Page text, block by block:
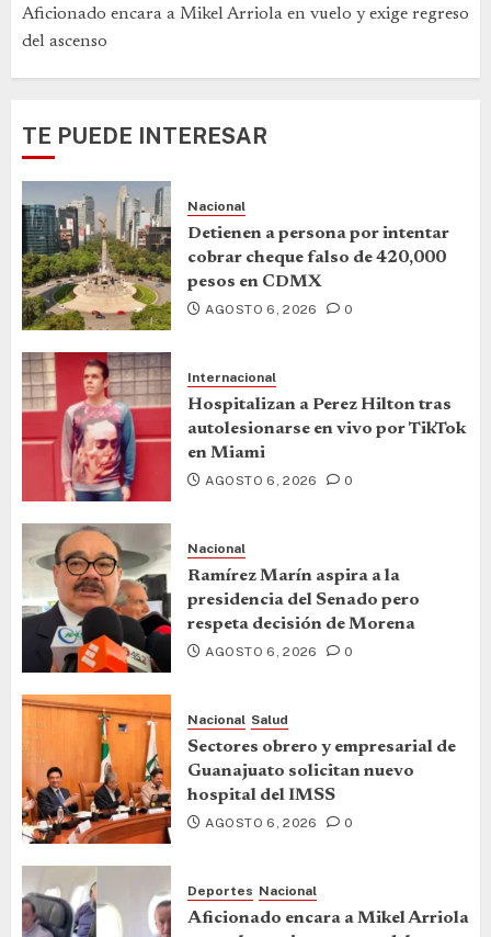
Aficionado encara a Mikel Arriola en vuelo y exige regreso
del ascenso
TE PUEDE INTERESAR
Nacional
Detienen a persona por intentar
cobrar cheque falso de 420,000
pesos en CDMX
AGOSTO 6, 2026 0
Internacional
Hospitalizan a Perez Hilton tras
autolesionarse en vivo por TikTok
en Miami
AGOSTO 6, 2026 0
Nacional
Ramírez Marín aspira a la
presidencia del Senado pero
respeta decisión de Morena
AGOSTO 6, 2026 0
Nacional Salud
Sectores obrero y empresarial de
Guanajuato solicitan nuevo
hospital del IMSS
AGOSTO 6, 2026 0
Deportes Nacional
Aficionado encara a Mikel Arriola